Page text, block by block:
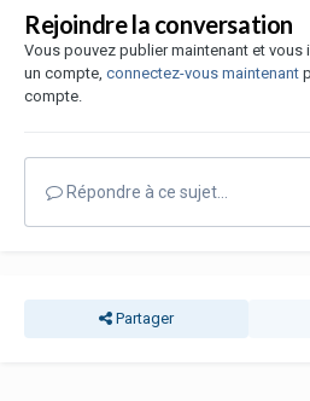
Rejoindre la conversation
Vous pouvez publier maintenant et vous
un compte, connectez-vous maintenant
compte.
Répondre à ce sujet…
Partager